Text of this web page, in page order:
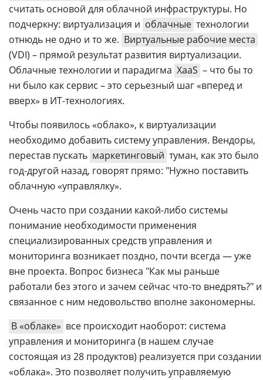
считать основой для облачной инфраструктуры. Но
подчеркну: виртуализация и облачные технологии
отнюдь не одно и то же. Виртуальные рабочие места
(VDI) – прямой результат развития виртуализации.
Облачные технологии и парадигма XaaS – что бы то
ни было как сервис – это серьезный шаг «вперед и
вверх» в ИТ-технологиях.
Чтобы появилось «облако», к виртуализации
необходимо добавить систему управления. Вендоры,
перестав пускать маркетинговый туман, как это было
год-другой назад, говорят прямо: "Нужно поставить
облачную «управлялку».
Очень часто при создании какой-либо системы
понимание необходимости применения
специализированных средств управления и
мониторинга возникает поздно, почти всегда — уже
вне проекта. Вопрос бизнеса "Как мы раньше
работали без этого и зачем сейчас что-то внедрять?" и
связанное с ним недовольство вполне закономерны.
В «облаке» все происходит наоборот: система
управления и мониторинга (в нашем случае
состоящая из 28 продуктов) реализуется при создании
«облака». Это позволяет получить управляемую